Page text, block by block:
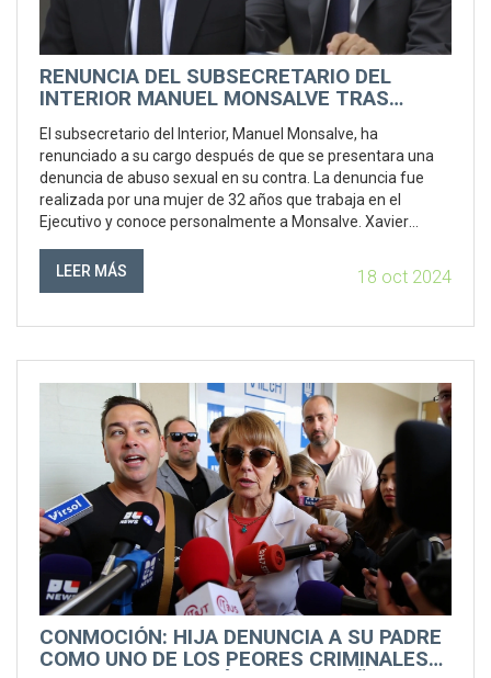
RENUNCIA DEL SUBSECRETARIO DEL
INTERIOR MANUEL MONSALVE TRAS
DESARROLLOS Y CONSECUENCIAS
El subsecretario del Interior, Manuel Monsalve, ha
renunciado a su cargo después de que se presentara una
denuncia de abuso sexual en su contra. La denuncia fue
realizada por una mujer de 32 años que trabaja en el
Ejecutivo y conoce personalmente a Monsalve. Xavier
investigación mientras Monsalve declara estar seguro de
LEER MÁS 18 oct 2024
CONMOCIÓN: HIJA DENUNCIA A SU PADRE
COMO UNO DE LOS PEORES CRIMINALES